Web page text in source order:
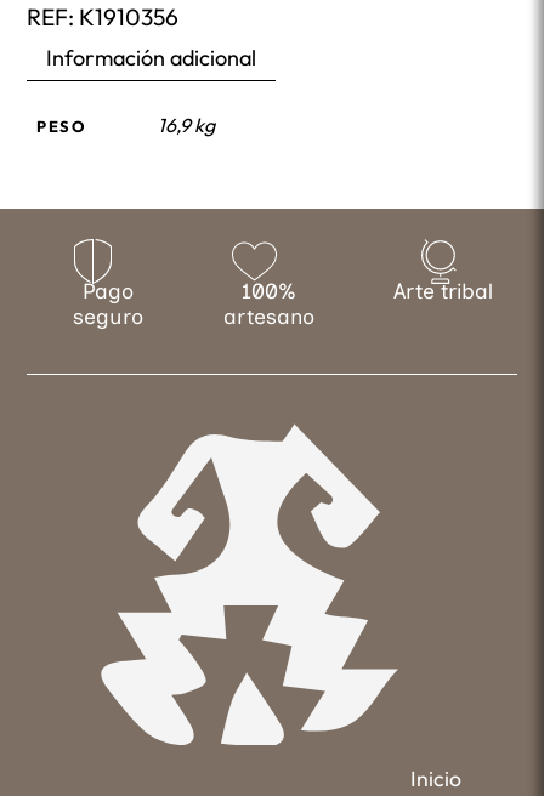
REF: K1910356
Información adicional
PESO 16,9 kg
Pago
seguro
100%
artesano
Arte tribal
Inicio